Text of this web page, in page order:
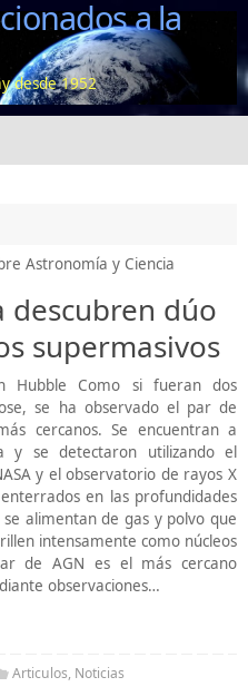
a la
desde 1952
Astronomía y Ciencia
descubren dúo
supermasivos
Hubble Como si fueran dos
se ha observado el par de
cercanos. Se encuentran a
y se detectaron utilizando el
y el observatorio de rayos X
en las profundidades
alimentan de gas y polvo que
intensamente como núcleos
de AGN es el más cercano
observaciones…
Articulos, Noticias